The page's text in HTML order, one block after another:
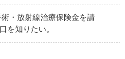
術・放射線治療保険金を請
を知りたい。